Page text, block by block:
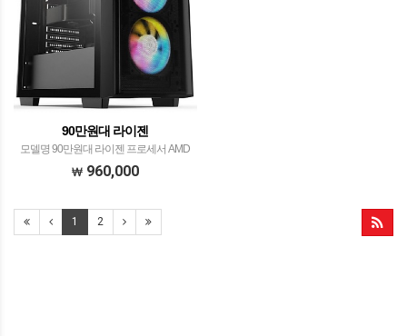
90만원대 라이젠
모델명 90만원대 라이젠 프로세서 AMD
라이젠 정품 R5 5600​withPentaWave
168GB (PC4-25600) …
960,000
1 2